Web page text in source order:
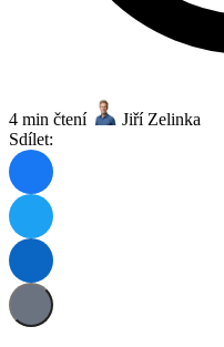
4 min čtení
Jiří Zelinka
Sdílet: